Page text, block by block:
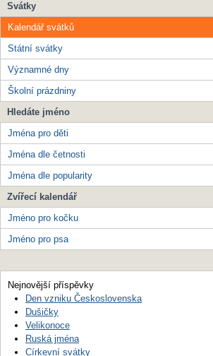
Svátky
Kalendář svátků
Státní svátky
Významné dny
Školní prázdniny
Hledáte jméno
Jména pro děti
Jména dle četnosti
Jména dle popularity
Zvířecí kalendář
Jméno pro kočku
Jméno pro psa
Nejnovější příspěvky
Den vzniku Československa
Dušičky
Velikonoce
Ruská jména
Církevní svátky